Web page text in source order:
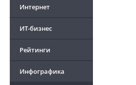
Интернет
ИТ-бизнес
Рейтинги
Инфографика